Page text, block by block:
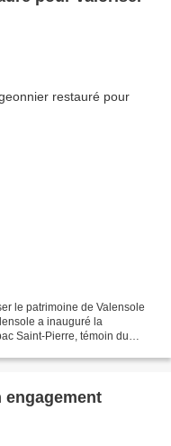
le patrimoine de Valensole
a inauguré la
Saint-Pierre, témoin du